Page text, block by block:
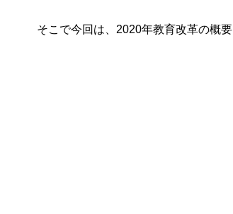
そこで今回は、2020年教育改革の概